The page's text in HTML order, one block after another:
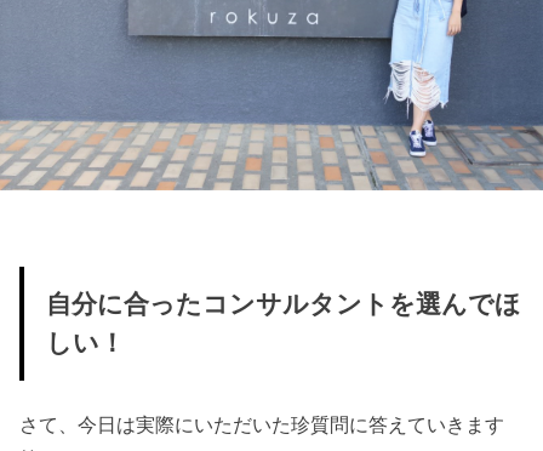
自分に合ったコンサルタントを選んでほ
しい！
さて、今日は実際にいただいた珍質問に答えていきます